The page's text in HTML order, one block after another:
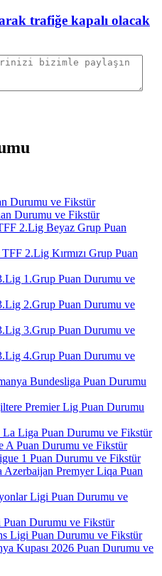
trafiğe kapalı olacak
Durumu ve Fikstür
Durumu ve Fikstür
2.Lig Beyaz Grup Puan
TFF 2.Lig Kırmızı Grup Puan
1.Grup Puan Durumu ve
2.Grup Puan Durumu ve
3.Grup Puan Durumu ve
4.Grup Puan Durumu ve
Bundesliga Puan Durumu
Premier Lig Puan Durumu
La Liga Puan Durumu ve Fikstür
A Puan Durumu ve Fikstür
1 Puan Durumu ve Fikstür
Azerbaijan Premyer Liqa Puan
Ligi Puan Durumu ve
Durumu ve Fikstür
Ligi Puan Durumu ve Fikstür
Kupası 2026 Puan Durumu ve